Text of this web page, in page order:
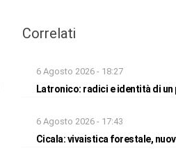
Correlati
6 Agosto 2026 - 18:27
Latronico: radici e identità di un
6 Agosto 2026 - 17:43
Cicala: vivaistica forestale,